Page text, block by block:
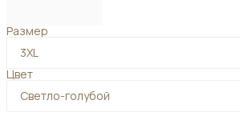
Размер
3XL
Цвет
Светло-голубой